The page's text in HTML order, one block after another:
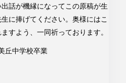
話が機縁になってこの原稿が生
に捧げてください。奥様にはこ
すよう、一同祈っております。
丘中学校卒業